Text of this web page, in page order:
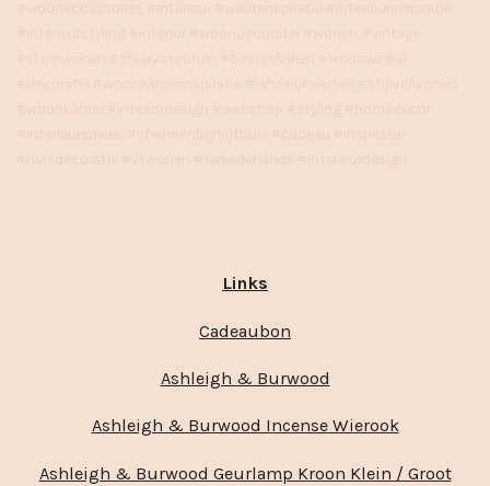
Links
Cadeaubon
Ashleigh & Burwood
Ashleigh & Burwood Incense Wierook
Ashleigh & Burwood Geurlamp Kroon Klein / Groot